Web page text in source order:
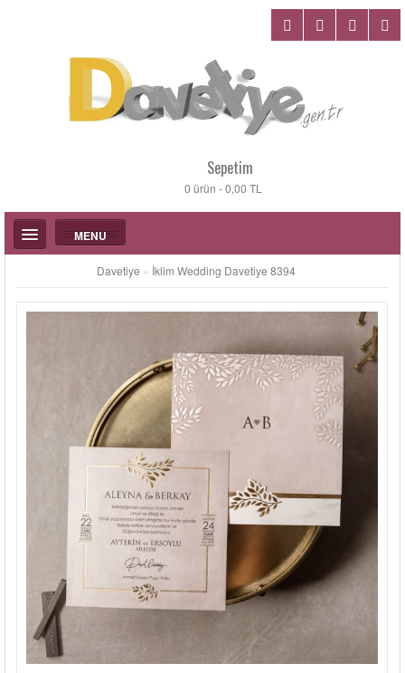
Sepetim
0 ürün - 0,00 TL
MENU
LÜKS DAVETIYELER
SIKÇA SORULANLAR
BLOG
İLETIŞIM
Davetiye » İklim Wedding Davetiye 8394